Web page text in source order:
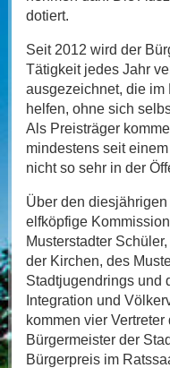
dotiert.
Seit 2012 wird der
Tätigkeit jedes Jahr
ausgezeichnet, die im
helfen, ohne sich
Als Preisträger
mindestens seit
nicht so sehr in der
Über den
elfköpfige
Musterstadter
der Kirchen, des
Stadtjugendrings und
Integration und
kommen vier
Bürgermeister der
Bürgerpreis im